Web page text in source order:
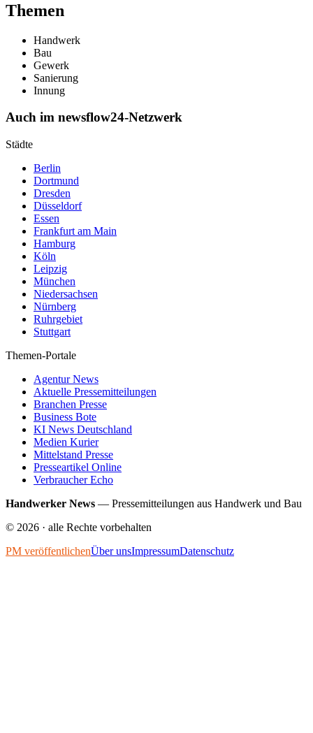
Themen
Handwerk
Bau
Gewerk
Sanierung
Innung
Auch im newsflow24-Netzwerk
Städte
Berlin
Dortmund
Dresden
Düsseldorf
Essen
Frankfurt am Main
Hamburg
Köln
Leipzig
München
Niedersachsen
Nürnberg
Ruhrgebiet
Stuttgart
Themen-Portale
Agentur News
Aktuelle Pressemitteilungen
Branchen Presse
Business Bote
KI News Deutschland
Medien Kurier
Mittelstand Presse
Presseartikel Online
Verbraucher Echo
Handwerker News — Pressemitteilungen aus Handwerk und Bau
© 2026 · alle Rechte vorbehalten
PM veröffentlichenÜber unsImpressumDatenschutz